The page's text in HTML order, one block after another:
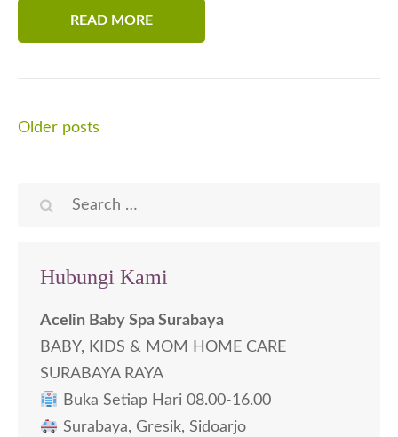
READ MORE
Posts
Older posts
Search
Hubungi Kami
Acelin Baby Spa Surabaya
BABY, KIDS & MOM HOME CARE
SURABAYA RAYA
Buka Setiap Hari 08.00-16.00
Surabaya, Gresik, Sidoarjo